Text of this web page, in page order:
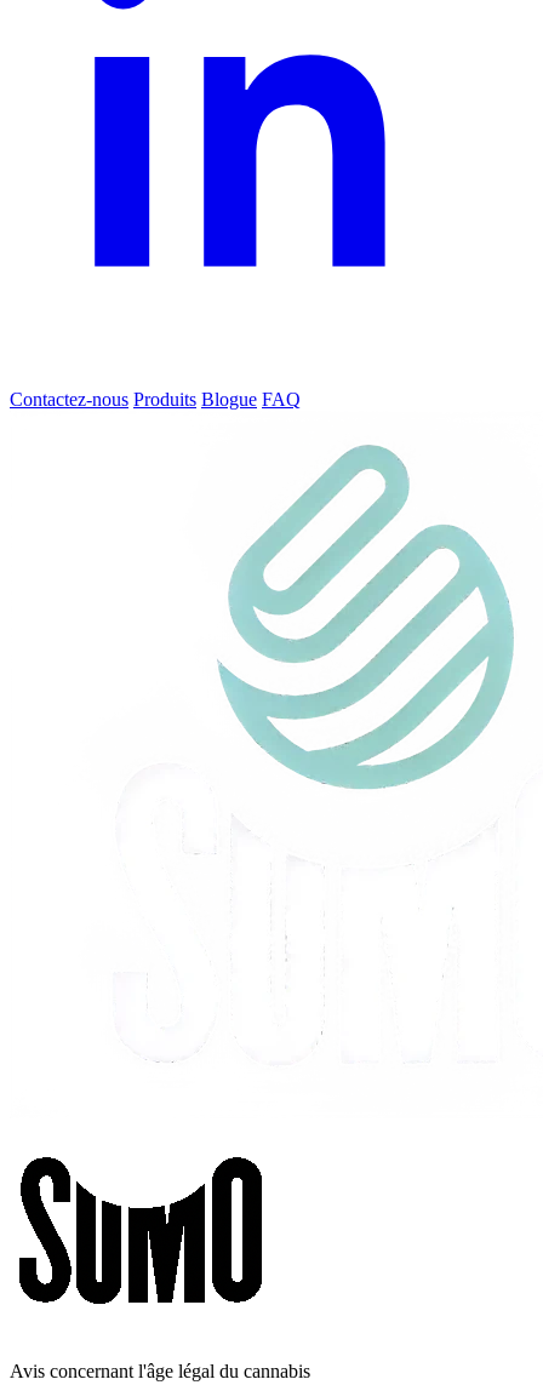
Contactez-nous Produits Blogue FAQ
Avis concernant l'âge légal du cannabis